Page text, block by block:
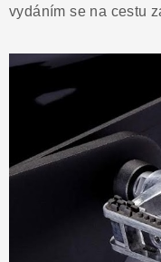
vydáním se na cestu